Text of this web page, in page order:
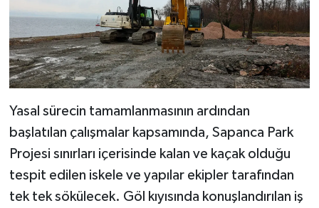
Yasal sürecin tamamlanmasının ardından
başlatılan çalışmalar kapsamında, Sapanca Park
Projesi sınırları içerisinde kalan ve kaçak olduğu
tespit edilen iskele ve yapılar ekipler tarafından
tek tek sökülecek. Göl kıyısında konuşlandırılan iş